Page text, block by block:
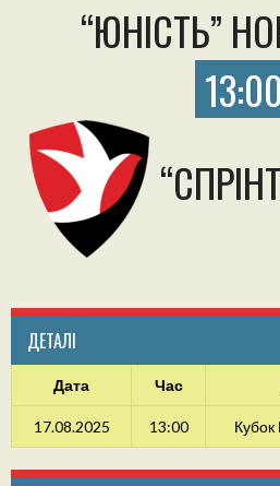
“ЮНІСТЬ”
13:00
ДЕТАЛІ
Дата Час
17.08.2025 13:00 Кубок